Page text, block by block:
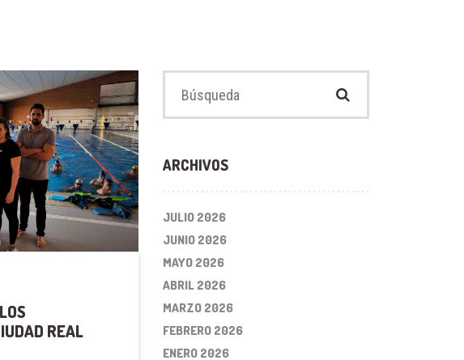
REAL
ARCHIVOS
JULIO 2026
JUNIO 2026
MAYO 2026
ABRIL 2026
MARZO 2026
FEBRERO 2026
ENERO 2026